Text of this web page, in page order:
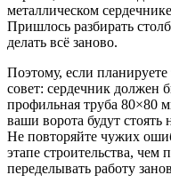
металлическом
Пришлось разбирать
делать всё заново.
Поэтому, если
совет: сердечник
профильная труба 80×80
ваши ворота будут
Не повторяйте чужих
этапе строительства, чем
переделывать работу